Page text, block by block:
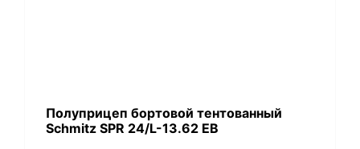
Полуприцеп бортовой тентованный
Schmitz SPR 24/L-13.62 EB